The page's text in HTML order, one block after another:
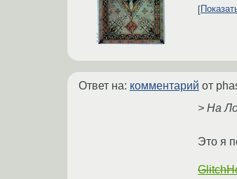
Ответ на: комментарий от
> На
Это я